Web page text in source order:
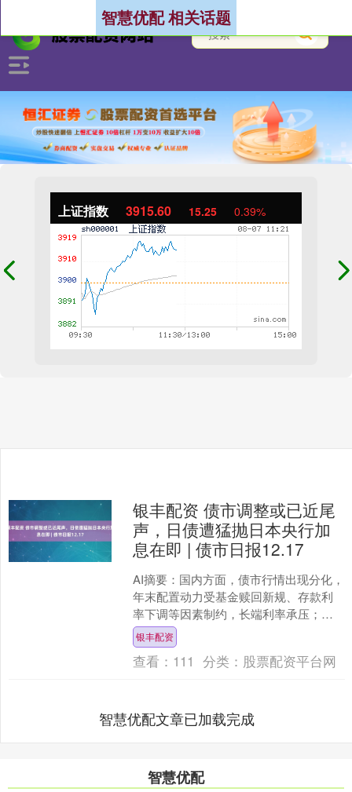
上证指数 3915.60 15.25 0.39%
智慧优配 相关话题
银丰配资 债市调整或已近尾
声，日债遭猛抛日本央行加
息在即 | 债市日报12.17
AI摘要：国内方面，债市行情出现分化，
年末配置动力受基金赎回新规、存款利
率下调等因素制约，长端利率承压；海
外方面，日本央行加息预期高度升温，
市场普遍预期本周将加....
银丰配资
查看： 111 分类： 股票配资平台网
智慧优配文章已加载完成
智慧优配